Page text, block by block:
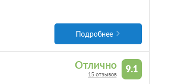
Подробнее
9.1
Отлично
15 отзывов